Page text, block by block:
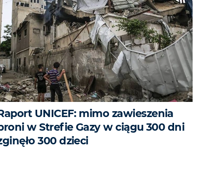
UNICEF: mimo zawieszenia
w Strefie Gazy w ciągu 300 dni
300 dzieci